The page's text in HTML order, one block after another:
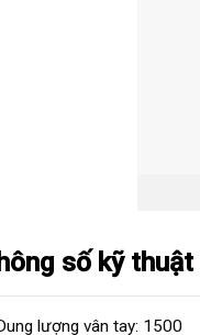
số kỹ thuật
lượng vân tay: 1500